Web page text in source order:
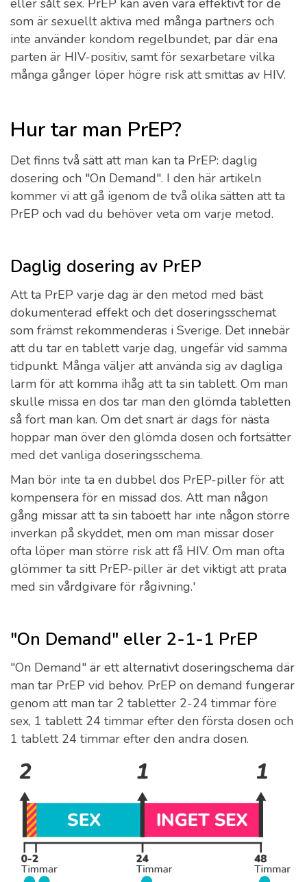
eller sålt sex. PrEP kan även vara effektivt för de
som är sexuellt aktiva med många partners och
inte använder kondom regelbundet, par där ena
parten är HIV-positiv, samt för sexarbetare vilka
många gånger löper högre risk att smittas av HIV.
Hur tar man PrEP?
Det finns två sätt att man kan ta PrEP: daglig
dosering och "On Demand". I den här artikeln
kommer vi att gå igenom de två olika sätten att ta
PrEP och vad du behöver veta om varje metod.
Daglig dosering av PrEP
Att ta PrEP varje dag är den metod med bäst
dokumenterad effekt och det doseringsschemat
som främst rekommenderas i Sverige. Det innebär
att du tar en tablett varje dag, ungefär vid samma
tidpunkt. Många väljer att använda sig av dagliga
larm för att komma ihåg att ta sin tablett. Om man
skulle missa en dos tar man den glömda tabletten
så fort man kan. Om det snart är dags för nästa
hoppar man över den glömda dosen och fortsätter
med det vanliga doseringsschema.
Man bör inte ta en dubbel dos PrEP-piller för att
kompensera för en missad dos. Att man någon
gång missar att ta sin taböett har inte någon större
inverkan på skyddet, men om man missar doser
ofta löper man större risk att få HIV. Om man ofta
glömmer ta sitt PrEP-piller är det viktigt att prata
med sin vårdgivare för rågivning.'
"On Demand" eller 2-1-1 PrEP
"On Demand" är ett alternativt doseringschema där
man tar PrEP vid behov. PrEP on demand fungerar
genom att man tar 2 tabletter 2-24 timmar före
sex, 1 tablett 24 timmar efter den första dosen och
1 tablett 24 timmar efter den andra dosen.